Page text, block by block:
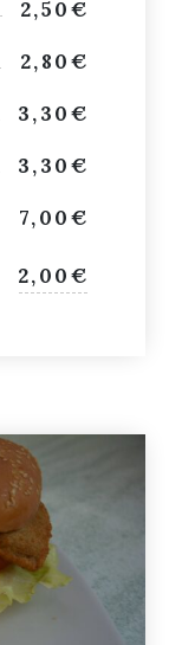
2,50€
2,80€
3,30€
3,30€
7,00€
2,00€